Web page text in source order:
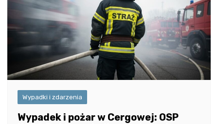
Wypadki i zdarzenia
Wypadek i pożar w Cergowej: OSP